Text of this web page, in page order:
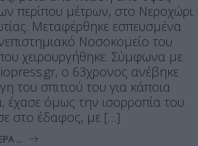
περίπου μέτρων, στο Νεροχώρι
Μεταφέρθηκε εσπευσμένα
Νοσοκομείο του
χειρουργήθηκε. Σύμφωνα με
ο 63χρονος ανέβηκε
του σπιτιού του για κάποια
έχασε όμως την ισορροπία του
στο έδαφος, με […]
...